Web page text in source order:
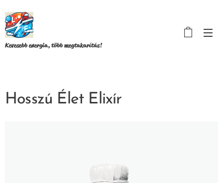
Kevesebb energia, több megtakarítás!
Hosszú Élet Elixír